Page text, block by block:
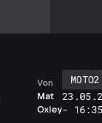
Mat
Oxley
Von
MOTO2
-